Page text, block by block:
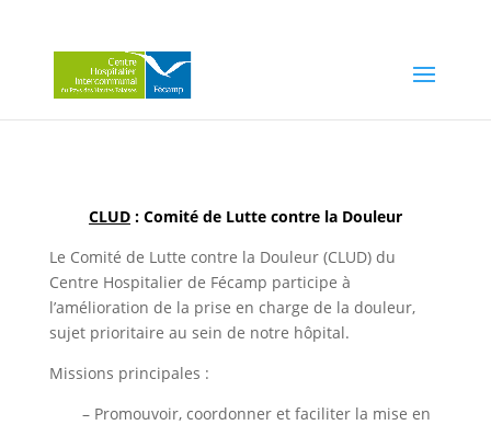
CLUD: Comité de Lutte contre la Douleur
Le Comité de Lutte contre la Douleur (CLUD) du
Centre Hospitalier de Fécamp participe à
l’amélioration de la prise en charge de la douleur,
sujet prioritaire au sein de notre hôpital.
Missions principales :
– Promouvoir, coordonner et faciliter la mise en